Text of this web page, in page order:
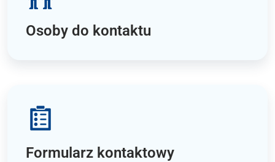
Osoby do kontaktu
Formularz kontaktowy